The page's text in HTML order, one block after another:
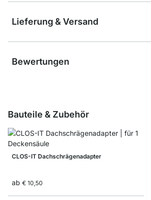
Lieferung & Versand
Bewertungen
Bauteile & Zubehör
CLOS-IT Dachschrägenadapter
ab € 10,50